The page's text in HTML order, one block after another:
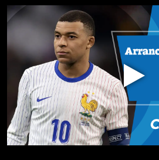
Play
Video